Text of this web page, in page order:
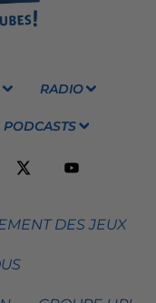
RADIO
PODCASTS
DES JEUX